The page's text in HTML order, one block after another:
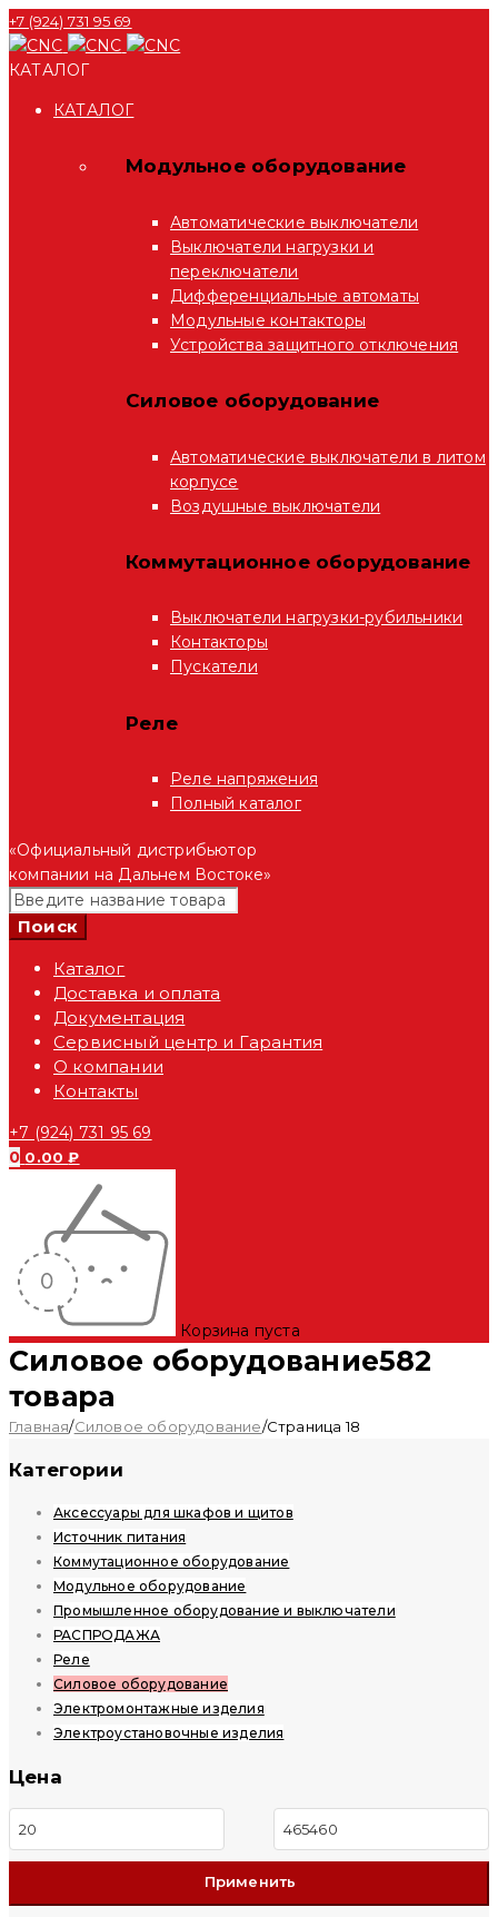
+7 (924) 731 95 69
КАТАЛОГ
КАТАЛОГ
Модульное оборудование
Автоматические выключатели
Выключатели нагрузки и
переключатели
Дифференциальные автоматы
Модульные контакторы
Устройства защитного отключения
Силовое оборудование
Автоматические выключатели в литом
корпусе
Воздушные выключатели
Коммутационное оборудование
Выключатели нагрузки-рубильники
Контакторы
Пускатели
Реле
Реле напряжения
Полный каталог
«Официальный дистрибьютор
компании на Дальнем Востоке»
Каталог
Доставка и оплата
Документация
Сервисный центр и Гарантия
О компании
Контакты
+7 (924) 731 95 69
0 0.00₽
Корзина пуста
Силовое оборудование582
товара
Главная/Силовое оборудование/Страница 18
Категории
Аксессуары для шкафов и щитов
Источник питания
Коммутационное оборудование
Модульное оборудование
Промышленное оборудование и выключатели
РАСПРОДАЖА
Реле
Силовое оборудование
Электромонтажные изделия
Электроустановочные изделия
Цена
Минимальная
Максимальная